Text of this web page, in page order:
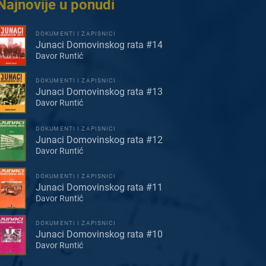
u ponudi
DOKUMENTI I ZAPISNICI
Junaci Domovinskog rata #14
Davor Runtić
DOKUMENTI I ZAPISNICI
Junaci Domovinskog rata #13
Davor Runtić
DOKUMENTI I ZAPISNICI
Junaci Domovinskog rata #12
Davor Runtić
DOKUMENTI I ZAPISNICI
Junaci Domovinskog rata #11
Davor Runtić
DOKUMENTI I ZAPISNICI
Junaci Domovinskog rata #10
Davor Runtić